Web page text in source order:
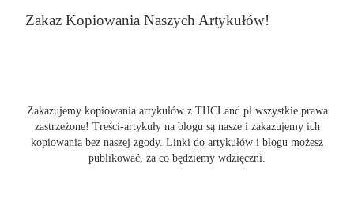
Zakaz Kopiowania Naszych Artykułów!
Zakazujemy kopiowania artykułów z THCLand.pl wszystkie prawa
zastrzeżone! Treści-artykuły na blogu są nasze i zakazujemy ich
kopiowania bez naszej zgody. Linki do artykułów i blogu możesz
publikować, za co będziemy wdzięczni.